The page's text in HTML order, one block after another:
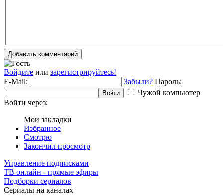
Добавить комментарий
Войдите или зарегистрируйтесь!
E-Mail:
Забыли? Пароль:
Войти
Чужой компьютер
Войти через:
Мои закладки
Избранное
Смотрю
Закончил просмотр
Управление подписками
ТВ онлайн - прямые эфиры
Подборки сериалов
Сериалы на каналах